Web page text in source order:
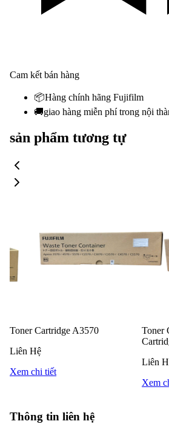
Cam kết bán hàng
📦Hàng chính hãng Fujifilm
🚚giao hàng miễn phí trong nội
sản phẩm tương tự
Toner Cartridge A3570
Liên Hệ
Xem chi tiết
Toner
Liên
Xem
Thông tin liên hệ